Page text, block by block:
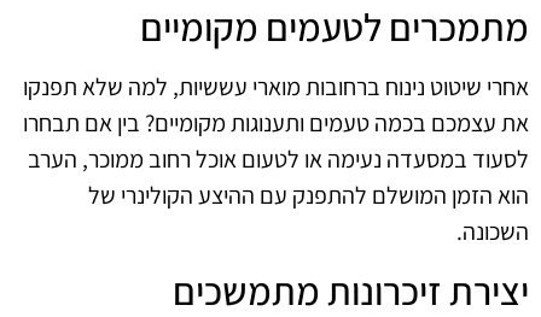
מתמכרים לטעמים מקומיים
אחרי שיטוט נינוח ברחובות מוארי עששיות, למה שלא תפנקו
את עצמכם בכמה טעמים ותענוגות מקומיים? בין אם תבחרו
לסעוד במסעדה נעימה או לטעום אוכל רחוב ממוכר, הערב
הוא הזמן המושלם להתפנק עם ההיצע הקולינרי של
השכונה.
יצירת זיכרונות מתמשכים